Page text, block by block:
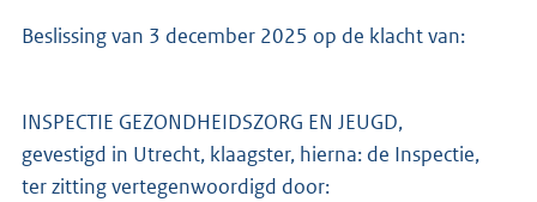
Beslissing van 3 december 2025 op de klacht van:
INSPECTIE GEZONDHEIDSZORG EN JEUGD,
gevestigd in Utrecht, klaagster, hierna: de Inspectie,
ter zitting vertegenwoordigd door: